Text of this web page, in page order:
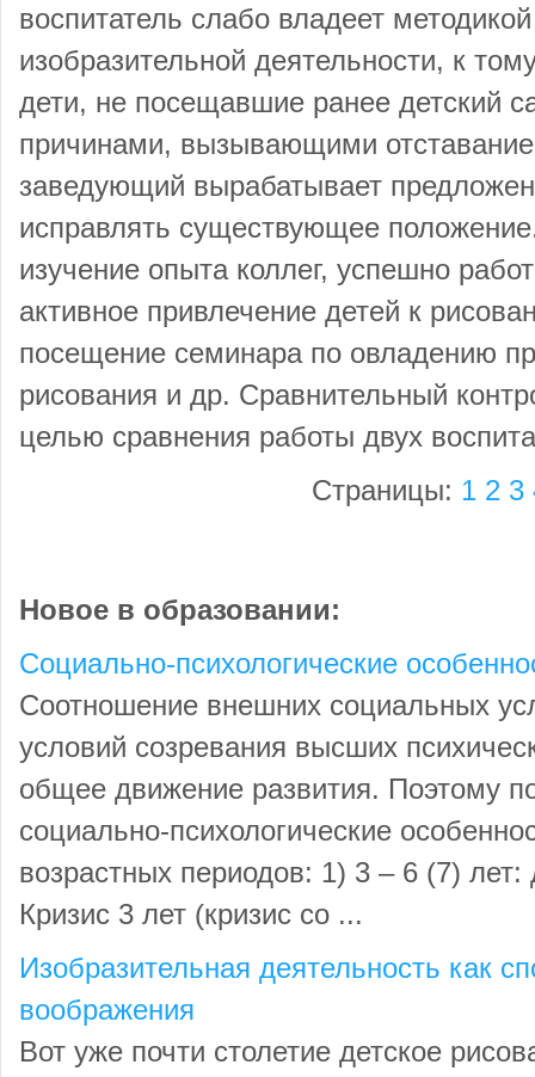
воспитатель слабо владеет
изобразительной деятельности, к
дети, не посещавшие ранее детский
причинами, вызывающими
заведующий вырабатывает
исправлять существующее
изучение опыта коллег, успешно
активное привлечение детей к
посещение семинара по овладению
рисования и др. Сравнительный
целью сравнения работы двух
Страницы: 1 2 3
Новое в образовании:
Социально-психологические
Соотношение внешних социальных
условий созревания высших
общее движение развития. Поэтому
социально-психологические
возрастных периодов: 1) 3 – 6 (7)
Кризис 3 лет (кризис со ...
Изобразительная деятельность как
воображения
Вот уже почти столетие детское